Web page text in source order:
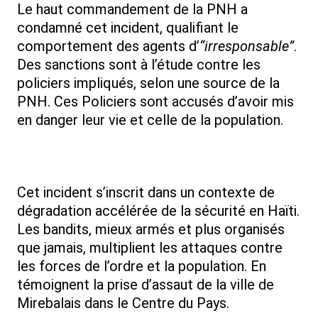
Le haut commandement de la PNH a
condamné cet incident, qualifiant le
comportement des agents d’“irresponsable”.
Des sanctions sont à l’étude contre les
policiers impliqués, selon une source de la
PNH. Ces Policiers sont accusés d’avoir mis
en danger leur vie et celle de la population.
Cet incident s’inscrit dans un contexte de
dégradation accélérée de la sécurité en Haïti.
Les bandits, mieux armés et plus organisés
que jamais, multiplient les attaques contre
les forces de l’ordre et la population. En
témoignent la prise d’assaut de la ville de
Mirebalais dans le Centre du Pays.